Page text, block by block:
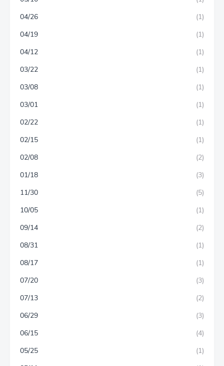
04/26
(1)
04/19
(1)
04/12
(1)
03/22
(1)
03/08
(1)
03/01
(1)
02/22
(1)
02/15
(1)
02/08
(2)
01/18
(3)
11/30
(5)
10/05
(1)
09/14
(2)
08/31
(1)
08/17
(1)
07/20
(3)
07/13
(2)
06/29
(3)
06/15
(4)
05/25
(1)